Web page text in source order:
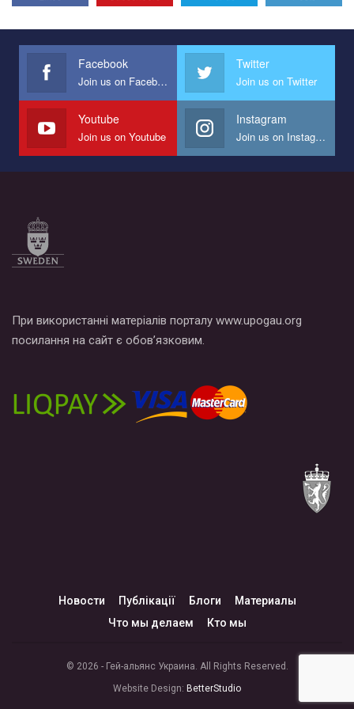
Эмоционально сильный ролик от команды "Гей-альянс
представляющий программу развития организации.
Мы просим вас поддержать нас и помочь нам реализовать
наш план по борьбе с насилием и дискриминацией на почве
СОГИ в Украине.
Все, что вам нужно сделать - это зайти на наш канал YouTube
по этой ссылке и поставить лайк под видео.
Facebook
Join us on Facebook
Twitter
Join us on Twitter
Youtube
Join us on Youtube
Instagram
Join us on Instagram
При використанні матеріалів порталу www.upogau.org
посилання на сайт є обов’язковим.
Новости Публікації Блоги
Материалы
Что мы делаем
Кто мы
© 2026 - Гей-альянс Украина. All Rights Reserved.
Website Design: BetterStudio